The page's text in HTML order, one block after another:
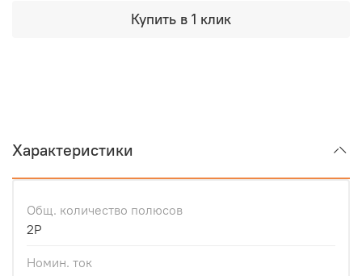
Купить в 1 клик
Характеристики
Общ. количество полюсов
2Р
Номин. ток